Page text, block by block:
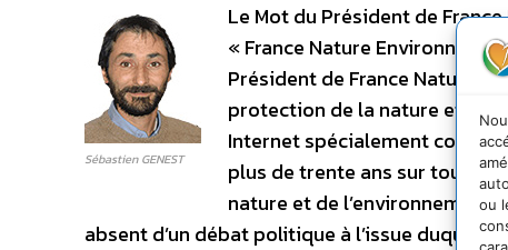
ou
Le Mot du Président de
Sébastien GENEST
« France Nature
Président de France Nature
protection de la nature et de
Internet spécialement
plus de trente ans sur tout le
nature et de
absent d’un débat politique à l’issue duquel